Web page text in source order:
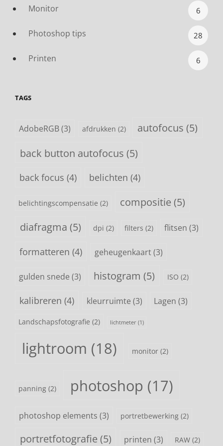
Monitor 6
Photoshop tips 28
Printen 6
TAGS
AdobeRGB(3) afdrukken (2) autofocus (5)
back button autofocus (5)
back focus (4) belichten (4)
belichtingscompensatie (2) compositie (5)
diafragma (5) dpi (2) filters (2) flitsen (3)
formatteren (4) geheugenkaart(3)
gulden snede (3) histogram (5) ISO (2)
kalibreren (4) kleurruimte (3) Lagen (3)
Landschapsfotografie (2) lichtmeter(1)
lightroom (18) monitor (2)
panning (2) photoshop (17)
photoshop elements (3) portretbewerking(2)
portretfotografie (5) printen (3) RAW(2)